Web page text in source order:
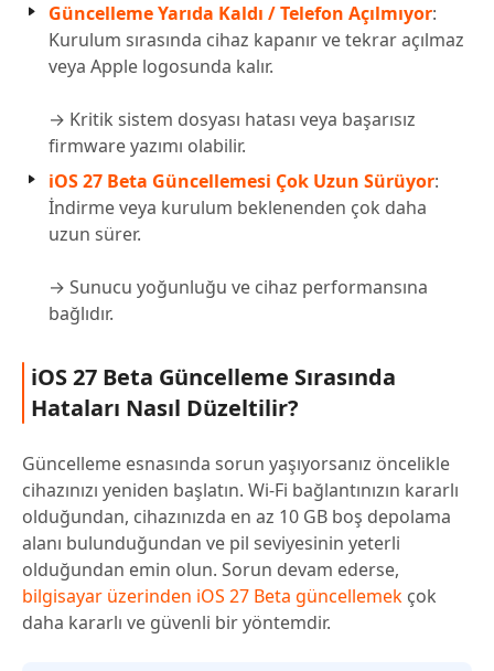
Güncelleme Yarıda Kaldı / Telefon Açılmıyor:
Kurulum sırasında cihaz kapanır ve tekrar açılmaz
veya Apple logosunda kalır.
→ Kritik sistem dosyası hatası veya başarısız
firmware yazımı olabilir.
iOS 27 Beta Güncellemesi Çok Uzun Sürüyor:
İndirme veya kurulum beklenenden çok daha
uzun sürer.
→ Sunucu yoğunluğu ve cihaz performansına
bağlıdır.
iOS 27 Beta Güncelleme Sırasında
Hataları Nasıl Düzeltilir?
Güncelleme esnasında sorun yaşıyorsanız öncelikle
cihazınızı yeniden başlatın. Wi-Fi bağlantınızın kararlı
olduğundan, cihazınızda en az 10 GB boş depolama
alanı bulunduğundan ve pil seviyesinin yeterli
olduğundan emin olun. Sorun devam ederse,
bilgisayar üzerinden iOS 27 Beta güncellemek çok
daha kararlı ve güvenli bir yöntemdir.